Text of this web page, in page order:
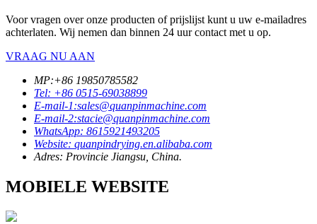
Voor vragen over onze producten of prijslijst kunt u uw e-mailadres
achterlaten. Wij nemen dan binnen 24 uur contact met u op.
VRAAG NU AAN
MP:+86 19850785582
Tel: +86 0515-69038899
E-mail-1:sales@quanpinmachine.com
E-mail-2:stacie@quanpinmachine.com
WhatsApp: 8615921493205
Website: quanpindrying.en.alibaba.com
Adres: Provincie Jiangsu, China.
MOBIELE WEBSITE